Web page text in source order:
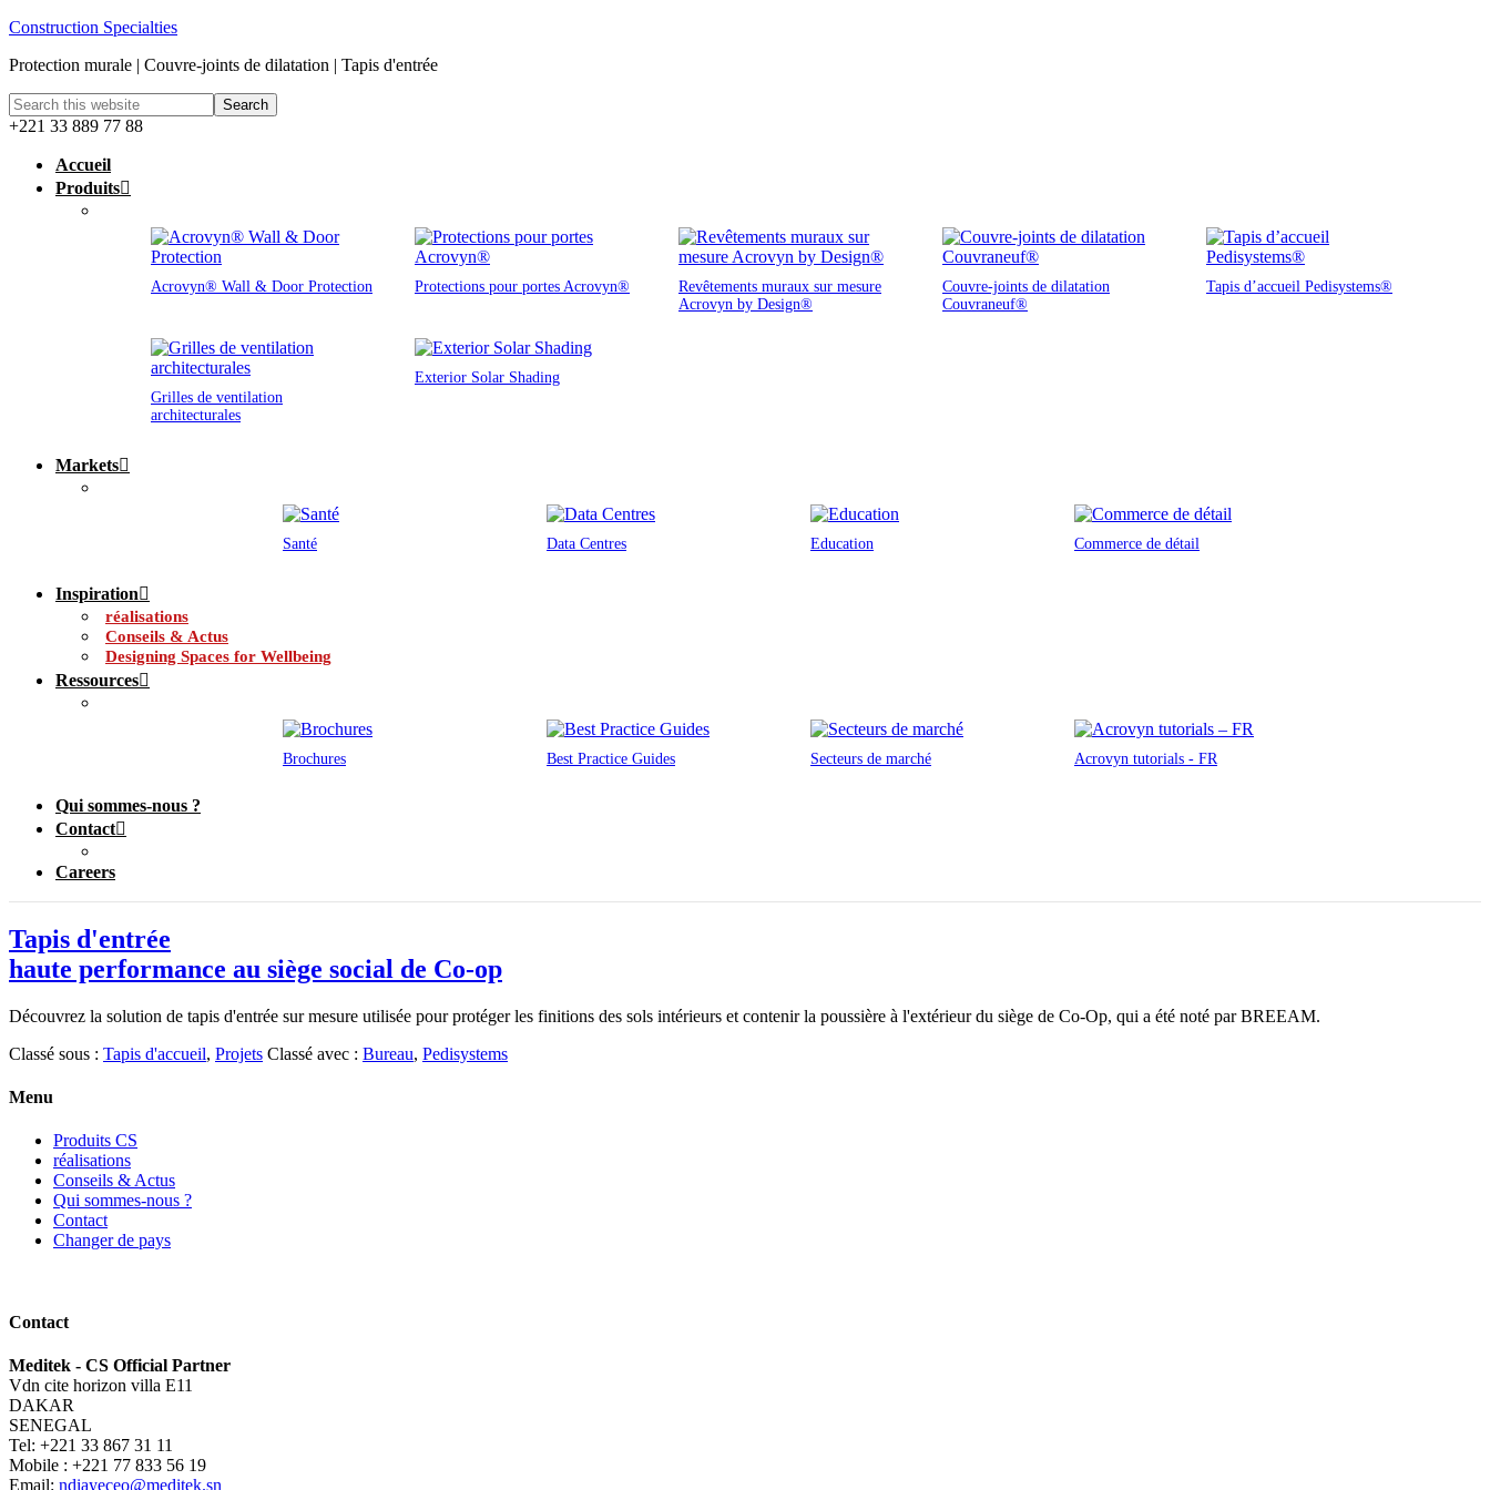
Construction Specialties
Protection murale | Couvre-joints de dilatation | Tapis d'entrée
+221 33 889 77 88
Accueil
Produits
Acrovyn® Wall & Door Protection Protections pour portes Acrovyn®
Revêtements muraux sur mesure
Acrovyn by Design®
Couvre-joints de dilatation
Couvraneuf®
Tapis d’accueil Pedisystems®
Grilles de ventilation
architecturales
Exterior Solar Shading
Markets
Santé Data Centres Education Commerce de détail
Inspiration
réalisations
Conseils & Actus
Designing Spaces for Wellbeing
Ressources
Brochures Best Practice Guides Secteurs de marché Acrovyn tutorials - FR
Qui sommes-nous ?
Contact
Careers
Tapis d'entrée
haute performance au siège social de Co-op
Découvrez la solution de tapis d'entrée sur mesure utilisée pour protéger les finitions des sols intérieurs et contenir la poussière à l'extérieur du siège de Co-Op, qui a été noté par BREEAM.
Classé sous : Tapis d'accueil, Projets Classé avec : Bureau, Pedisystems
Menu
Produits CS
réalisations
Conseils & Actus
Qui sommes-nous ?
Contact
Changer de pays
Contact
Meditek - CS Official Partner
Vdn cite horizon villa E11
DAKAR
SENEGAL
Tel: +221 33 867 31 11
Mobile : +221 77 833 56 19
Email: ndiayeceo@meditek.sn